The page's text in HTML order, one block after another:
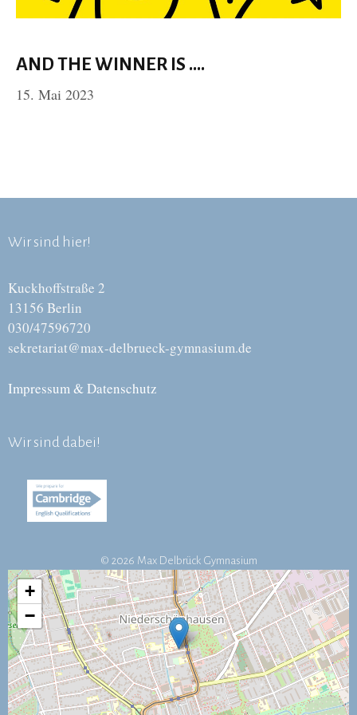
AND THE WINNER IS ….
15. Mai 2023
Wir sind hier!
Kuckhoffstraße 2
13156 Berlin
030/47596720
sekretariat@max-delbrueck-gymnasium.de
Impressum & Datenschutz
Wir sind dabei!
© 2026 Max Delbrück Gymnasium
+
−